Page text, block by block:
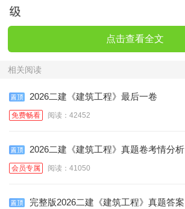
点击查看全文
相关阅读
2026二建《建筑工程》最后一卷
免费畅看 阅读：42452
2026二建《建筑工程》真题卷考情分析
会员专属 阅读：41050
完整版2026二建《建筑工程》真题答案